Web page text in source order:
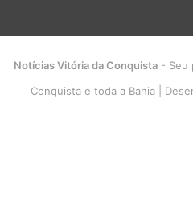
Notícias Vitória da Conquista - Seu
Conquista e toda a Bahia |